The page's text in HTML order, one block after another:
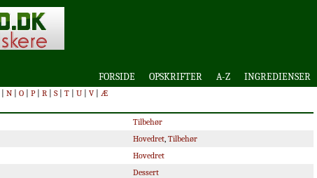
FORSIDE OPSKRIFTER A-Z INGREDIENSER
N O P R S T U V
Æ
Tilbehør
Hovedret, Tilbehør
Hovedret
Dessert